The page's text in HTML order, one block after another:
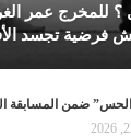
؟ للمخرج عمر
فرضية تجسد
ضمن المسابقة الرّسميّة